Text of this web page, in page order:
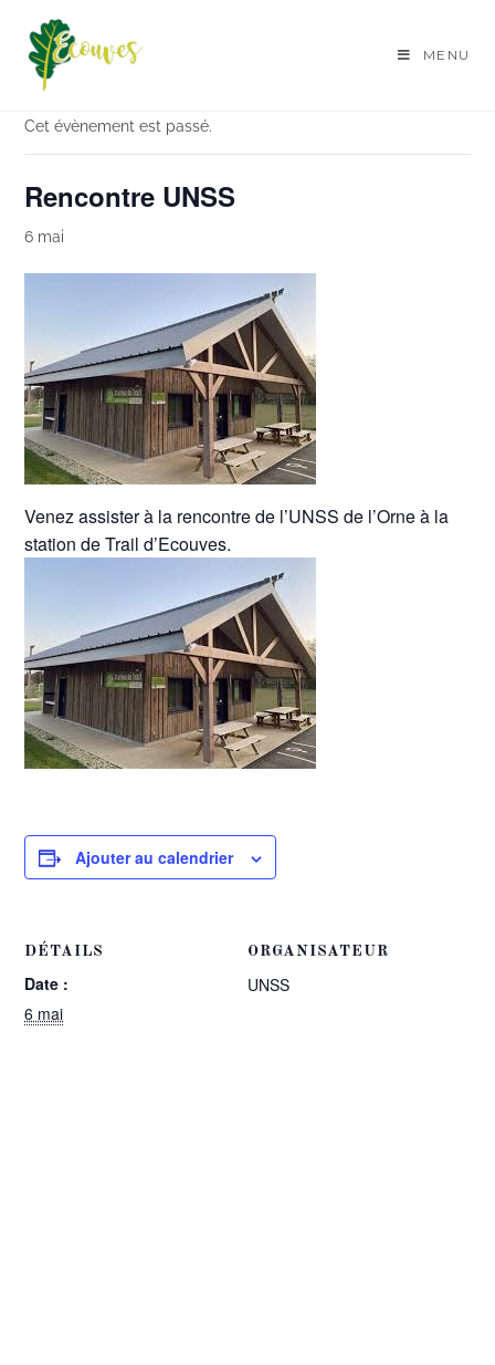
content
MENU
« Tous les Évènements
Cet évènement est passé.
Rencontre UNSS
6 mai
Venez assister à la rencontre de l’UNSS de l’Orne à la
station de Trail d’Ecouves.
Ajouter au calendrier
DÉTAILS
Date :
6 mai
ORGANISATEUR
UNSS